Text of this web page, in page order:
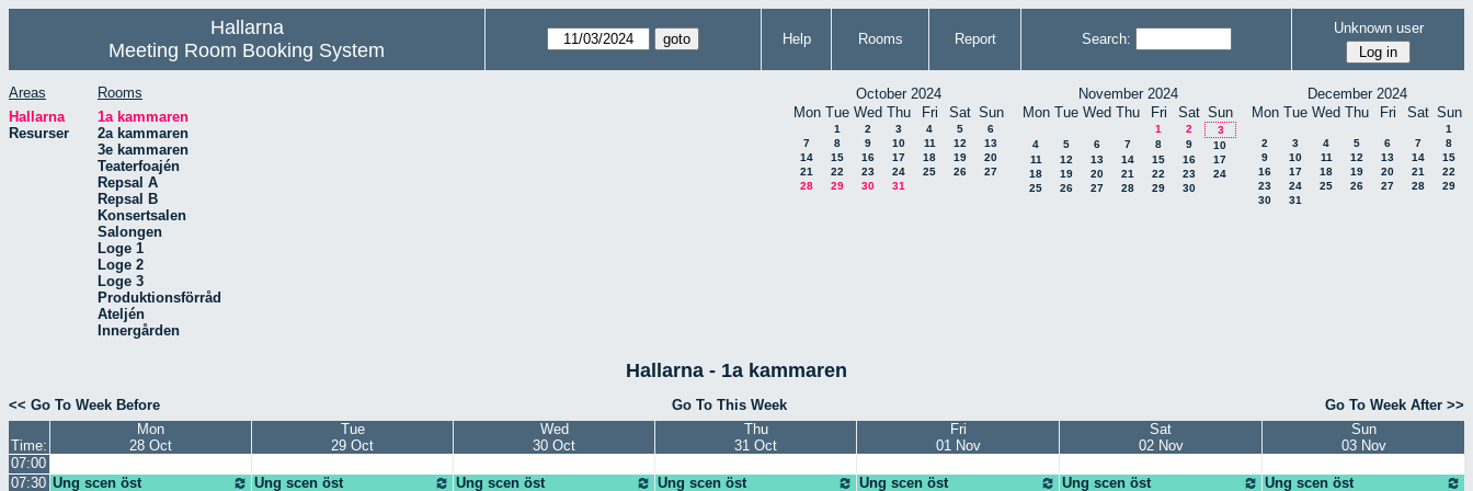
Hallarna
Meeting Room Booking System
Help Rooms Report Search:
Unknown user
Areas
Hallarna
Resurser
Rooms
1a kammaren
2a kammaren
3e kammaren
Teaterfoajén
Repsal A
Repsal B
Konsertsalen
Salongen
Loge 1
Loge 2
Loge 3
Produktionsförråd
Ateljén
Innergården
October 2024
Mon Tue Wed Thu Fri Sat Sun
1 2 3 4 5
6
7
8 9 10 11 12
13
14
15 16 17 18 19
20
21
22 23 24 25 26
27
28
29 30 31
November 2024
Mon Tue Wed Thu Fri Sat Sun
1 2
3
4
5 6 7 8 9
10
11
12 13 14 15 16
17
18
19 20 21 22 23
24
25
26 27 28 29 30
December 2024
Mon Tue Wed Thu Fri Sat Sun
1
2
3 4 5 6 7
8
9
10 11 12 13 14
15
16
17 18 19 20 21
22
23
24 25 26 27 28
29
30
31
Hallarna - 1a kammaren
<< Go To Week Before Go To This Week Go To Week After >>
Time:
Mon
28 Oct
Tue
29 Oct
Wed
30 Oct
Thu
31 Oct
Fri
01 Nov
Sat
02 Nov
Sun
03 Nov
07:00
07:30 Ung scen öst Ung scen öst Ung scen öst Ung scen öst Ung scen öst Ung scen öst Ung scen öst